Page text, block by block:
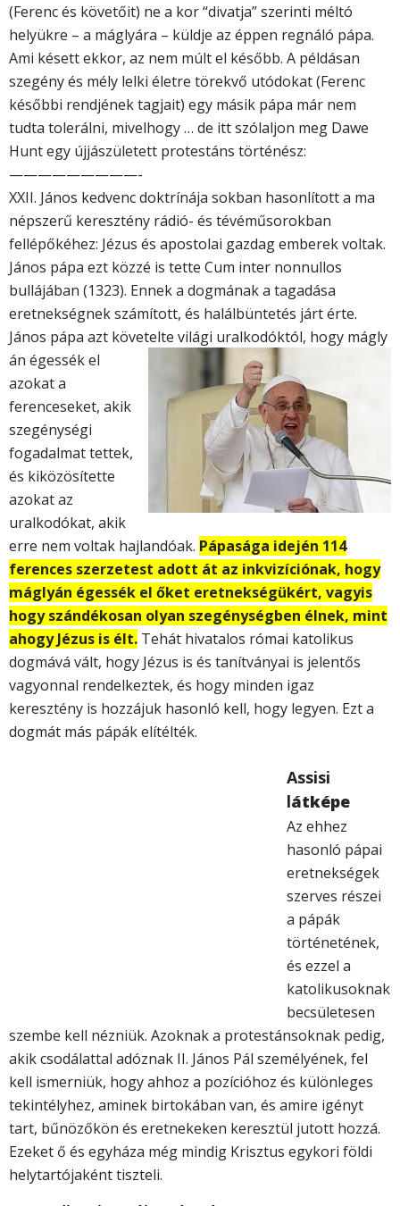
(Ferenc és követőit) ne a kor “divatja” szerinti méltó
helyükre – a máglyára – küldje az éppen regnáló pápa.
Ami késett ekkor, az nem múlt el később. A példásan
szegény és mély lelki életre törekvő utódokat (Ferenc
későbbi rendjének tagjait) egy másik pápa már nem
tudta tolerálni, mivelhogy … de itt szólaljon meg Dawe
Hunt egy újjászületett protestáns történész:
—————————-
XXII. János kedvenc doktrínája sokban hasonlított a ma
népszerű keresztény rádió- és tévéműsorokban
fellépőkéhez: Jézus és apostolai gazdag emberek voltak.
János pápa ezt közzé is tette Cum inter nonnullos
bullájában (1323). Ennek a dogmának a tagadása
eretnekségnek számított, és halálbüntetés járt érte.
János pápa azt követelte világi uralkodóktól, hogy mágly
án égessék el
azokat a
ferenceseket, akik
szegénységi
fogadalmat tettek,
és kiközösítette
azokat az
uralkodókat, akik
erre nem voltak hajlandóak. Pápasága idején 114
ferences szerzetest adott át az inkvizíciónak, hogy
máglyán égessék el őket eretnekségükért, vagyis
hogy szándékosan olyan szegénységben élnek, mint
ahogy Jézus is élt. Tehát hivatalos római katolikus
dogmává vált, hogy Jézus is és tanítványai is jelentős
vagyonnal rendelkeztek, és hogy minden igaz
keresztény is hozzájuk hasonló kell, hogy legyen. Ezt a
dogmát más pápák elítélték.
Assisi
látképe
Az ehhez
hasonló pápai
eretnekségek
szerves részei
a pápák
történetének,
és ezzel a
katolikusoknak
becsületesen
szembe kell nézniük. Azoknak a protestánsoknak pedig,
akik csodálattal adóznak II. János Pál személyének, fel
kell ismerniük, hogy ahhoz a pozícióhoz és különleges
tekintélyhez, aminek birtokában van, és amire igényt
tart, bűnözőkön és eretnekeken keresztül jutott hozzá.
Ezeket ő és egyháza még mindig Krisztus egykori földi
helytartójaként tiszteli.